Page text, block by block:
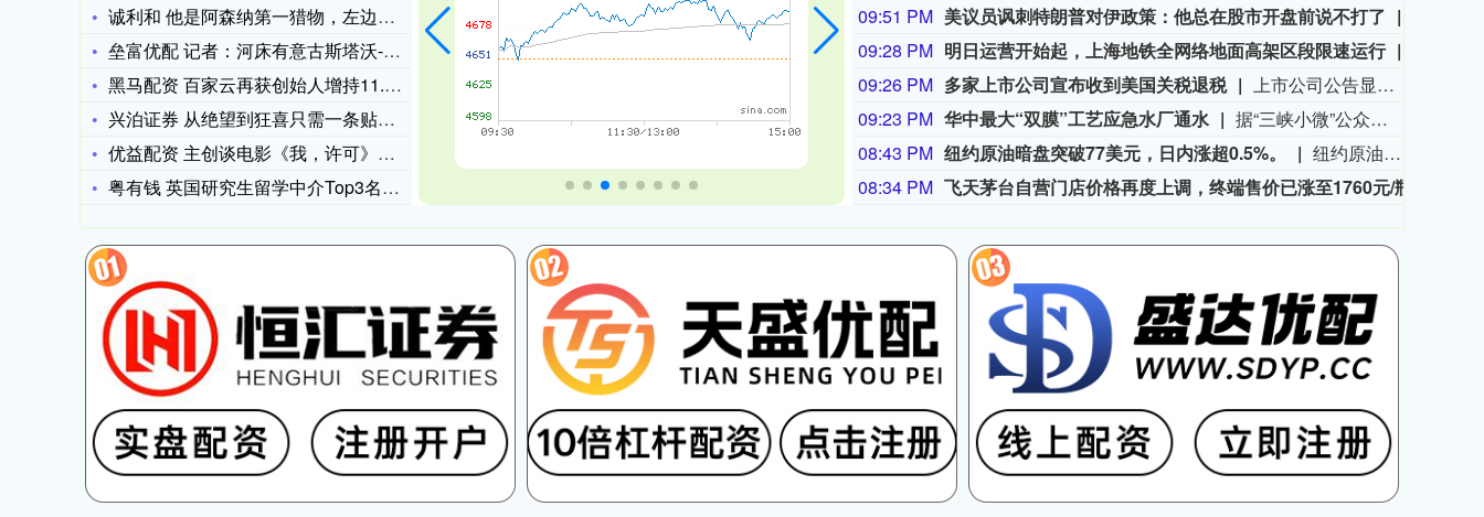
诚利和 他是阿森纳第一猎物，左边锋位置迎大变？
垒富优配 记者：河床有意古斯塔沃-戈麦斯，帕尔梅拉斯要价12
黑马配资 百家云再获创始人增持11.7万股，股价上涨10.7
兴泊证券 从绝望到狂喜只需一条贴文？揭秘资本市场最荒诞的18
优益配资 主创谈电影《我，许可》：轻喜剧笔触展现女性成长
粤有钱 英国研究生留学中介Top3名单哪家好？真实案例解析靠
09:51 PM 美议员讽刺特朗普对伊政策：他总在股市开盘前说不打了
09:28 PM 明日运营开始起，上海地铁全网络地面高架区段限速运行
09:26 PM 多家上市公司宣布收到美国关税退税
上市公司公告显示，自7月以来，多家公司宣布已经收到美国关税退税。根据美国最高法院今年2月裁定，《国际紧急经济权力法》不授权总统征收大规模关税。美国国际贸易法院随后下令海关办理相关退款。海关与边境保护局4月20日启动第一阶段退款工作，首批退款于5月11日前后发放。美国海关与边境保护局官员本月4日披露的信息显示，截至7月底，该部门已处理完毕约1000亿美元关税的退款流程并把相关信息提供给财政部用于付款。（中新社）
09:23 PM 华中最大“双膜”工艺应急水厂通水
据“三峡小微”公众号消息，8月8日，由三峡集团所属长江环保集团、武汉市水务集团等共同投资建设的华中地区规模最大的“双膜”工艺应急水厂——武汉梁子湖应急水厂并网通水，标志着武汉市江南区域正式构建起“一江一湖”双水源互为备援、灵活调度的供水新格局，为片区660万市民用水安全提供坚实保障。
08:43 PM 纽约原油暗盘突破77美元，日内涨超0.5%。
纽约原油暗盘突破77美元，日内涨超0.5%。
08:34 PM